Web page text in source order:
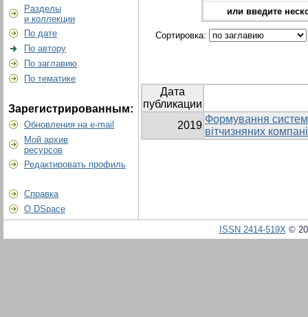
Разделы
и коллекции
По дате
По автору
По заглавию
По тематике
Зарегистрированным:
Обновления на e-mail
Мой архив
ресурсов
Редактировать профиль
Справка
О DSpace
или введите
Сортировка:
Дата
публикации
2019
Формування
вітчизняних
ISSN 2414-519X©